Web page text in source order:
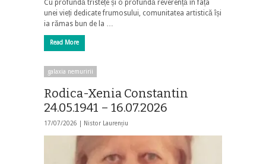
Cu profundă tristețe și o profundă reverență în fața
unei vieți dedicate frumosului, comunitatea artistică își
ia rămas bun de la …
Read More
galaxia nemuririi
Rodica-Xenia Constantin
24.05.1941 – 16.07.2026
17/07/2026 | Nistor Laurențiu